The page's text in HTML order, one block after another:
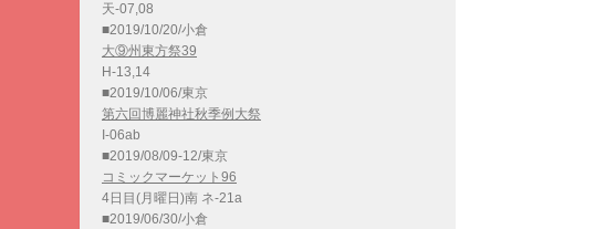
天-07,08
■2019/10/20/小倉
大⑨州東方祭39
H-13,14
■2019/10/06/東京
第六回博麗神社秋季例大祭
I-06ab
■2019/08/09-12/東京
コミックマーケット96
4日目(月曜日)南 ネ-21a
■2019/06/30/小倉